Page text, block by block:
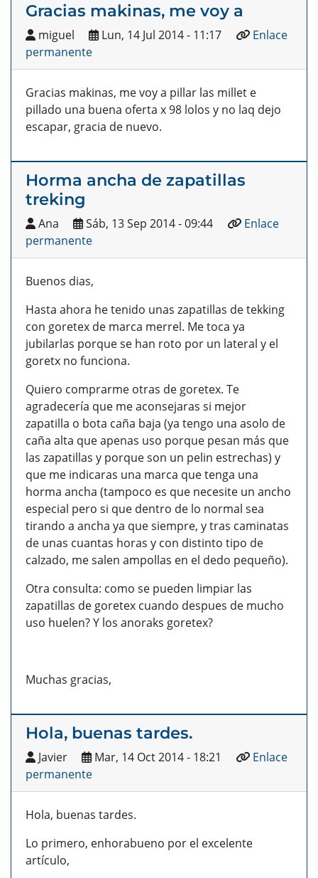
Gracias makinas, me voy a
miguel Lun, 14 Jul 2014 - 11:17
Enlace
permanente
Gracias makinas, me voy a pillar las millet e
pillado una buena oferta x 98 lolos y no laq dejo
escapar, gracia de nuevo.
Horma ancha de zapatillas
treking
Ana Sáb, 13 Sep 2014 - 09:44
Enlace
permanente
Buenos dias,
Hasta ahora he tenido unas zapatillas de tekking
con goretex de marca merrel. Me toca ya
jubilarlas porque se han roto por un lateral y el
goretx no funciona.
Quiero comprarme otras de goretex. Te
agradecería que me aconsejaras si mejor
zapatilla o bota caña baja (ya tengo una asolo de
caña alta que apenas uso porque pesan más que
las zapatillas y porque son un pelin estrechas) y
que me indicaras una marca que tenga una
horma ancha (tampoco es que necesite un ancho
especial pero si que dentro de lo normal sea
tirando a ancha ya que siempre, y tras caminatas
de unas cuantas horas y con distinto tipo de
calzado, me salen ampollas en el dedo pequeño).
Otra consulta: como se pueden limpiar las
zapatillas de goretex cuando despues de mucho
uso huelen? Y los anoraks goretex?
Muchas gracias,
Hola, buenas tardes.
Javier Mar, 14 Oct 2014 - 18:21
Enlace
permanente
Hola, buenas tardes.
Lo primero, enhorabueno por el excelente
artículo,